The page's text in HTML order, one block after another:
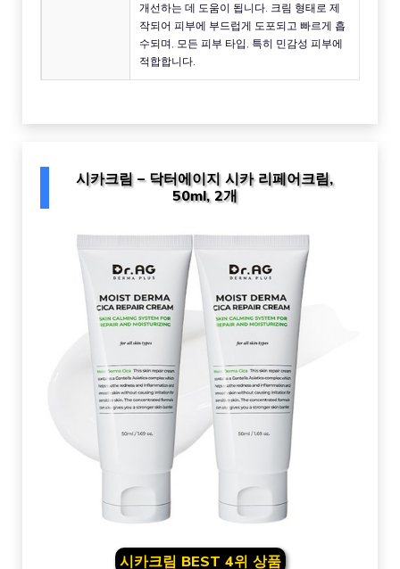
개선하는 데 도움이 됩니다. 크림 형태로 제
작되어 피부에 부드럽게 도포되고 빠르게 흡
수되며, 모든 피부 타입, 특히 민감성 피부에
적합합니다.
시카크림 – 닥터에이지 시카 리페어크림,
50ml, 2개
시카크림 BEST 4위 상품